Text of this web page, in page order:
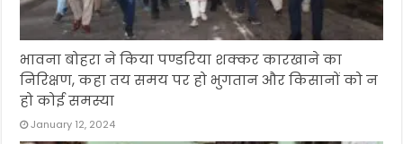
भावना बोहरा ने किया पण्डरिया शक्कर कारखाने का
निरिक्षण, कहा तय समय पर हो भुगतान और किसानों को न
हो कोई समस्या
January 12, 2024